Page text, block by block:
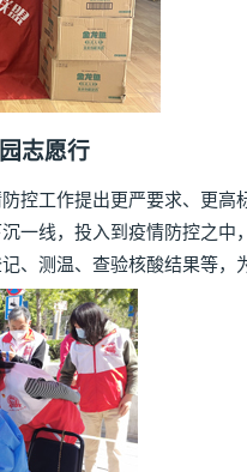
志愿行
工作提出更严要求、更高
一线，投入到疫情防控之
测温、查验核酸结果等，